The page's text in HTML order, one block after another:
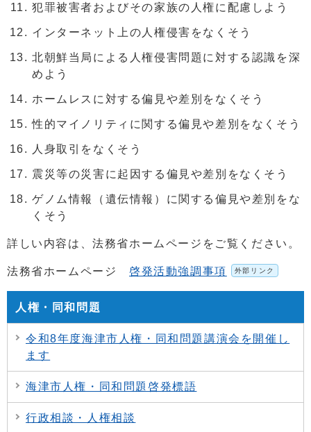
犯罪被害者およびその家族の人権に配慮しよう
インターネット上の人権侵害をなくそう
北朝鮮当局による人権侵害問題に対する認識を深
めよう
ホームレスに対する偏見や差別をなくそう
性的マイノリティに関する偏見や差別をなくそう
人身取引をなくそう
震災等の災害に起因する偏見や差別をなくそう
ゲノム情報（遺伝情報）に関する偏見や差別をな
くそう
詳しい内容は、法務省ホームページをご覧ください。
法務省ホームページ 啓発活動強調事項 外部リンク
人権・同和問題
令和8年度海津市人権・同和問題講演会を開催し
ます
海津市人権・同和問題啓発標語
行政相談・人権相談